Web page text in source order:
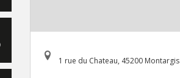
1 rue du Chateau, 45200 Montargis